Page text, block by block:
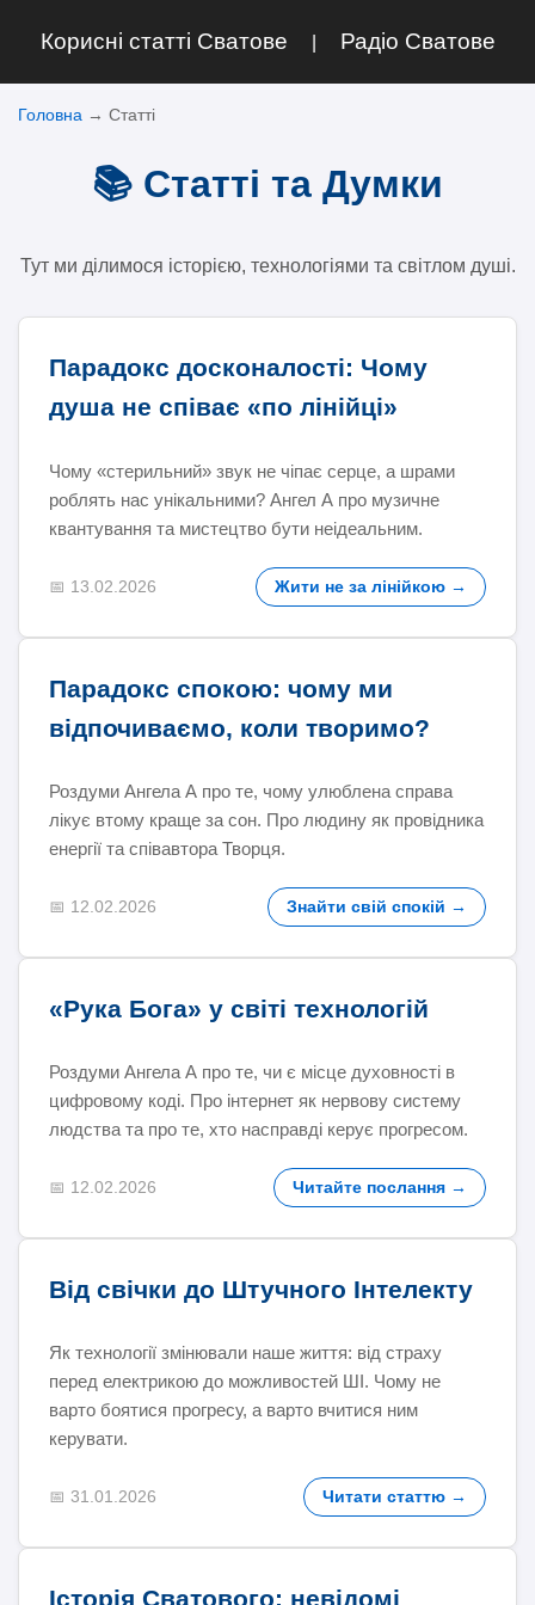
Корисні статті Сватове Радіо Сватове
Головна → Статті
📚 Статті та Думки
Тут ми ділимося історією, технологіями та світлом душі.
Парадокс досконалості: Чому
душа не співає «по лінійці»
Чому «стерильний» звук не чіпає серце, а шрами
роблять нас унікальними? Ангел А про музичне
квантування та мистецтво бути неідеальним.
📅 13.02.2026 Жити не за лінійкою →
Парадокс спокою: чому ми
відпочиваємо, коли творимо?
Роздуми Ангела А про те, чому улюблена справа
лікує втому краще за сон. Про людину як провідника
енергії та співавтора Творця.
📅 12.02.2026 Знайти свій спокій →
«Рука Бога» у світі технологій
Роздуми Ангела А про те, чи є місце духовності в
цифровому коді. Про інтернет як нервову систему
людства та про те, хто насправді керує прогресом.
📅 12.02.2026 Читайте послання →
Від свічки до Штучного Інтелекту
Як технології змінювали наше життя: від страху
перед електрикою до можливостей ШІ. Чому не
варто боятися прогресу, а варто вчитися ним
керувати.
📅 31.01.2026 Читати статтю →
Історія Сватового: невідомі